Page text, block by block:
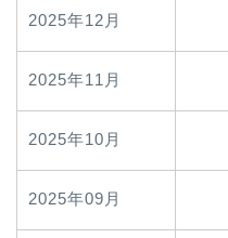
2025年12月
2025年11月
2025年10月
2025年09月